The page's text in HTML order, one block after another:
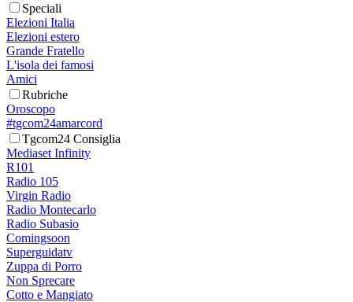
Speciali
Elezioni Italia
Elezioni estero
Grande Fratello
L'isola dei famosi
Amici
Rubriche
Oroscopo
#tgcom24amarcord
Tgcom24 Consiglia
Mediaset Infinity
R101
Radio 105
Virgin Radio
Radio Montecarlo
Radio Subasio
Comingsoon
Superguidatv
Zuppa di Porro
Non Sprecare
Cotto e Mangiato